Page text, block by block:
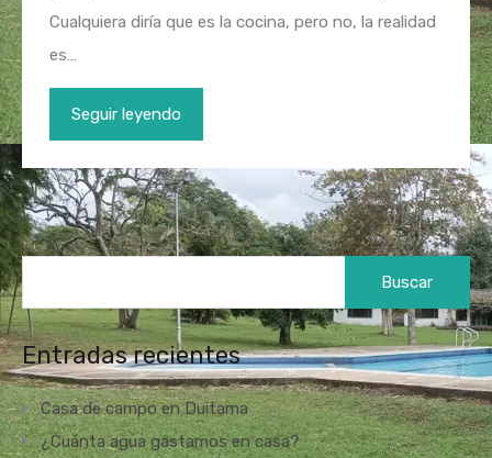
Cualquiera diría que es la cocina, pero no, la realidad
es…
Seguir leyendo
Entradas recientes
Casa de campo en Duitama
¿Cuánta agua gastamos en casa?